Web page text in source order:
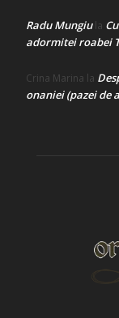
Radu Mungiula
adormitei roabei
Crina Marina la
onaniei (pazei de